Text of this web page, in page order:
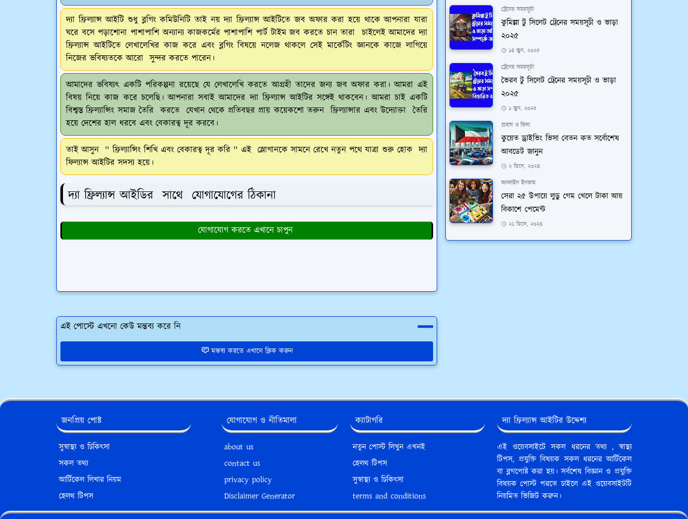
দ্যা ফ্রিল্যান্স আইটি শুধু ব্লগিং কমিউনিটি তাই নয় দ্যা ফ্রিল্যান্স আইটিতে জব অফার করা হয়ে থাকে আপনারা যারা
ঘরে বসে পড়াশোনা পাশাপাশি অন্যান্য কাজকর্মের পাশাপাশি পার্ট টাইম জব করতে চান তারা চাইলেই আমাদের দ্যা
ফ্রিল্যান্স আইটিতে লেখালেখির কাজ করে এবং ব্লগিং বিষয়ে নলেজ থাকলে সেই মার্কেটিং জ্ঞানকে কাজে লাগিয়ে
নিজের ভবিষ্যতকে আরো সুন্দর করতে পারেন।
আমাদের ভবিষ্যৎ একটি পরিকল্পনা রয়েছে যে লেখালেখি করতে আগ্রহী তাদের জন্য জব অফার করা। আমরা এই
বিষয় নিয়ে কাজ করে চলেছি। আপনারা সবাই আমাদের দ্যা ফ্রিল্যান্স আইটির সঙ্গেই থাকবেন। আমরা চাই একটি
বিশ্বস্ত ফ্রিল্যান্সিং সমাজ তৈরি করতে যেখান থেকে প্রতিবছর প্রায় কয়েকশো তরুন ফ্রিল্যান্সার এবং উদ্যোক্তা তৈরি
হয়ে দেশের হাল ধরবে এবং বেকারত্ব দূর করবে।
তাই আসুন '' ফ্রিল্যান্সিং শিখি এবং বেকারত্ব দূর করি '' এই স্লোগানকে সামনে রেখে নতুন পথে যাত্রা শুরু হোক দ্যা
ফিল্যান্স আইটির সদস্য হয়ে।
দ্যা ফ্রিল্যান্স আইডির সাথে যোগাযোগের ঠিকানা
যোগাযোগ করতে এখানে চাপুন
এই পোস্টে এখনো কেউ মন্তব্য করে নি
মন্তব্য করতে এখানে ক্লিক করুন
ট্রেনের সময়সূচী
কুমিল্লা টু সিলেট ট্রেনের সময়সূচী ও ভাড়া
২০২৫
১৪ জুন, ২০২৫
ট্রেনের সময়সূচী
ভৈরব টু সিলেট ট্রেনের সময়সূচী ও ভাড়া
২০২৫
১ জুন, ২০২৫
প্রবাস ও ভিসা
কুয়েত ড্রাইভিং ভিসা বেতন কত সর্বোশেষ
আবডেট জানুন
২ ডিসে, ২০২৪
অনলাইন ইনকাম
সেরা ২৫ উপায়ে লুডু গেম খেলে টাকা আয়
বিকাশে পেমেন্ট
২১ ডিসে, ২০২৪
জনপ্রিয় পোষ্ট
সুস্বাস্থ্য ও চিকিৎসা
সকল তথ্য
আর্টিকেল লিখার নিয়ম
হেলথ টিপস
যোগাযোগ ও নীতিমালা
about us
contact us
privacy policy
Disclaimer Generator
ক্যাটাগরি
নতুন পোস্ট লিখুন এখনই
হেলথ টিপস
সুস্বাস্থ্য ও চিকিৎসা
terms and conditions
দ্যা ফ্রিল্যান্স আইটির উদ্দেশ্য
এই ওয়েবসাইটে সকল ধরনের তথ্য , স্বাস্থ্য
টিপস, প্রযুক্তি বিষয়ক সকল ধরনের আর্টিকেল
বা ব্লগপোষ্ট করা হয়। সর্বশেষ বিজ্ঞান ও প্রযুক্তি
বিষয়ক পোস্ট পরতে চাইলে এই ওয়েবসাইটটি
নিয়মিত ভিজিট করুন।